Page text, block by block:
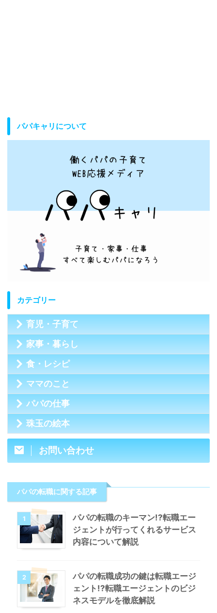
パパキャリについて
カテゴリー
育児・子育て
家事・暮らし
食・レシピ
ママのこと
パパの仕事
珠玉の絵本
お問い合わせ
パパの転職に関する記事
1
パパの転職のキーマン!?転職エー
ジェントが行ってくれるサービス
内容について解説
2
パパの転職成功の鍵は転職エージ
ェント!?転職エージェントのビジ
ネスモデルを徹底解説